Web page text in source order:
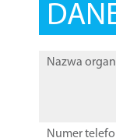
Nazwa
Numer